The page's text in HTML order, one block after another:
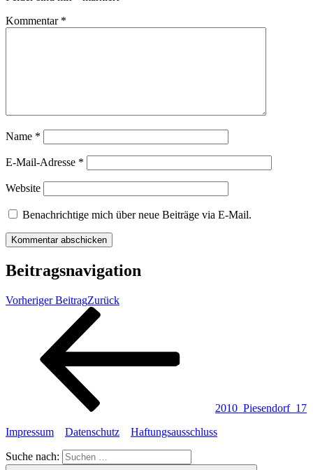
Kommentar *
Name *
E-Mail-Adresse *
Website
Benachrichtige mich über neue Beiträge via E-Mail.
Beitragsnavigation
Vorheriger BeitragZurück
2010_Piesendorf_17
Impressum
Datenschutz Haftungsausschluss
Suche nach: